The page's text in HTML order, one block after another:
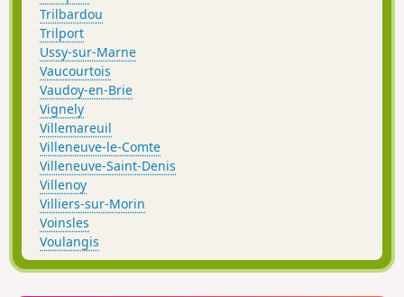
Trilbardou
Trilport
Ussy-sur-Marne
Vaucourtois
Vaudoy-en-Brie
Vignely
Villemareuil
Villeneuve-le-Comte
Villeneuve-Saint-Denis
Villenoy
Villiers-sur-Morin
Voinsles
Voulangis